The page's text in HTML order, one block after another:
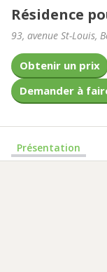
Résidence
93, avenue St-Louis,
Obtenir un prix
Demander à
Présentation